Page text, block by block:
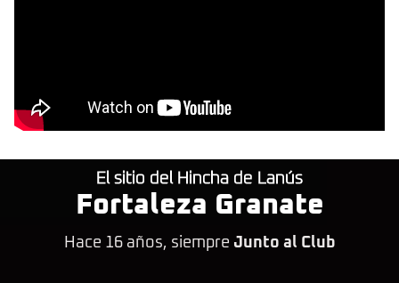
El sitio del Hincha de Lanús
Fortaleza Granate
Hace 16 años, siempre Junto al Club